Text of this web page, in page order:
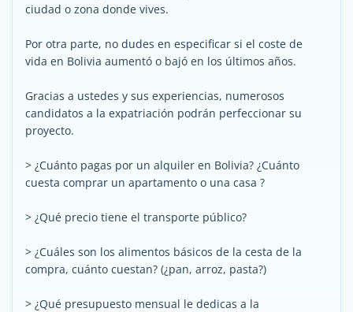
ciudad o zona donde vives.
Por otra parte, no dudes en especificar si el coste de
vida en Bolivia aumentó o bajó en los últimos años.
Gracias a ustedes y sus experiencias, numerosos
candidatos a la expatriación podrán perfeccionar su
proyecto.
> ¿Cuánto pagas por un alquiler en Bolivia? ¿Cuánto
cuesta comprar un apartamento o una casa ?
> ¿Qué precio tiene el transporte público?
> ¿Cuáles son los alimentos básicos de la cesta de la
compra, cuánto cuestan? (¿pan, arroz, pasta?)
> ¿Qué presupuesto mensual le dedicas a la